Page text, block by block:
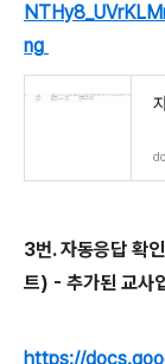
ng
3번. 자동응답 확
트) - 추가된 교사
https://